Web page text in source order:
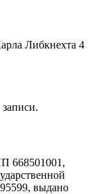
Либкнехта 4
выдано